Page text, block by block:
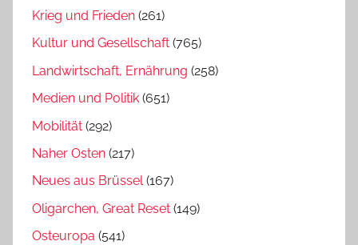
Krieg und Frieden (261)
Kultur und Gesellschaft (765)
Landwirtschaft, Ernährung (258)
Medien und Politik (651)
Mobilität (292)
Naher Osten (217)
Neues aus Brüssel(167)
Oligarchen, Great Reset (149)
Osteuropa (541)